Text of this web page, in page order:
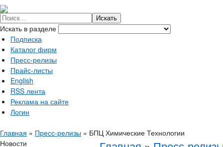
Искать в разделе
Подписка
Каталог фирм
Пресс-релизы
Прайс-листы
English
RSS лента
Реклама на сайте
Логин
Главная » Пресс-релизы » БПЦ Химические Технологии
Новости